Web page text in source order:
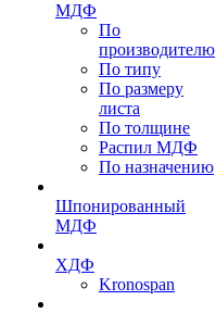
МДФ
По
производителю
По типу
По размеру
листа
По толщине
Распил МДФ
По назначению
Шпонированный
МДФ
ХДФ
Kronospan